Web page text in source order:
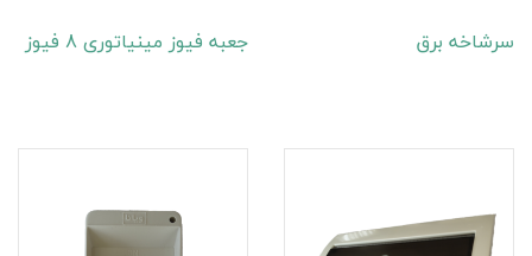
سرشاخه برق جعبه فیوز مینیاتوری 8 فیوز